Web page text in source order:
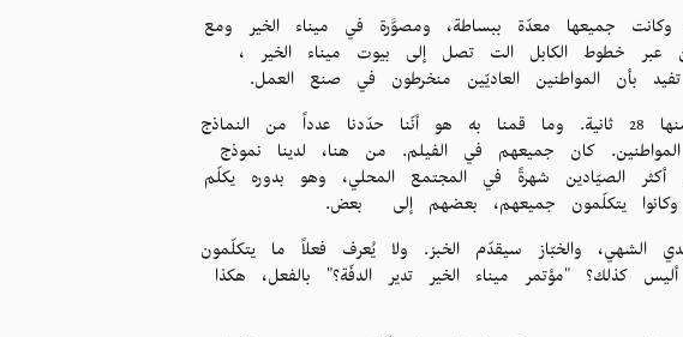
وكانت جميعها معدّة ببساطة، ومصوَّرة في ميناء الخير ومع
عبر خطوط الكابل الت تصل إلى بيوت ميناء الخير ،
بأن المواطنين العاديّين منخرطون في صنع العمل.
فمثلاً، صوّرنا ثلاثة إعلانات خدمة عامّة كانت مدّة كلّ منها 28 ثانية. وما قمنا به هو أنّنا حدّدنا عدداً من النماذج
كان جميعهم في الفيلم. من هنا، لدينا نموذج
الصيّادين شهرةً في المجتمع المحلي، وهو بدوره يكلّم
يتكلّمون جميعهم، بعضهم إلى بعض.
الشهي، والخبّاز سيقدّم الخبز. ولا يُعرف فعلاً ما يتكلّمون
كذلك؟ "مؤتمر ميناء الخير تدير الدفّة؟" بالفعل، هكذا